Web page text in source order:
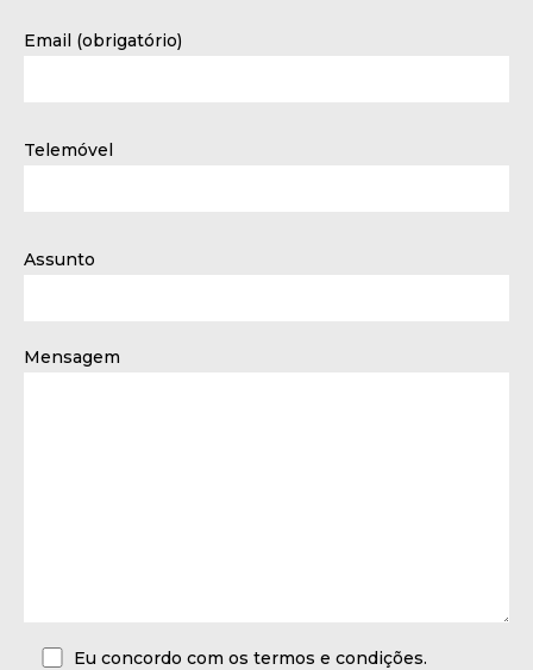
Email (obrigatório)
Telemóvel
Assunto
Mensagem
Eu concordo com os termos e condições.